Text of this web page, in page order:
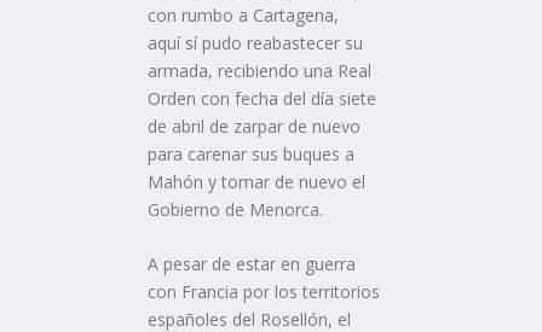
con rumbo a Cartagena,
aquí­ sí­ pudo reabastecer su
armada, recibiendo una Real
Orden con fecha del dí­a siete
de abril de zarpar de nuevo
para carenar sus buques a
Mahón y tomar de nuevo el
Gobierno de Menorca.
A pesar de estar en guerra
con Francia por los territorios
españoles del Rosellón, el